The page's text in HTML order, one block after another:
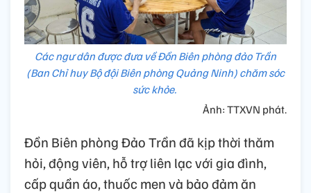
Các ngư dân được đưa về Đồn Biên phòng đảo Trần
(Ban Chỉ huy Bộ đội Biên phòng Quảng Ninh) chăm sóc
sức khỏe.
Ảnh: TTXVN phát.
Đồn Biên phòng Đảo Trần đã kịp thời thăm
hỏi, động viên, hỗ trợ liên lạc với gia đình,
cấp quần áo, thuốc men và bảo đảm ăn